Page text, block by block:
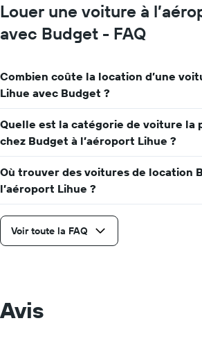
prix
moyen
d'une
location
pour
Louer une voiture à
avec Budget - FAQ
Combien coûte la location d’une
Lihue avec Budget ?
Quelle est la catégorie de voiture la
chez Budget à l’aéroport Lihue ?
Où trouver des voitures de location
l’aéroport Lihue ?
Voir toute la FAQ
Avis